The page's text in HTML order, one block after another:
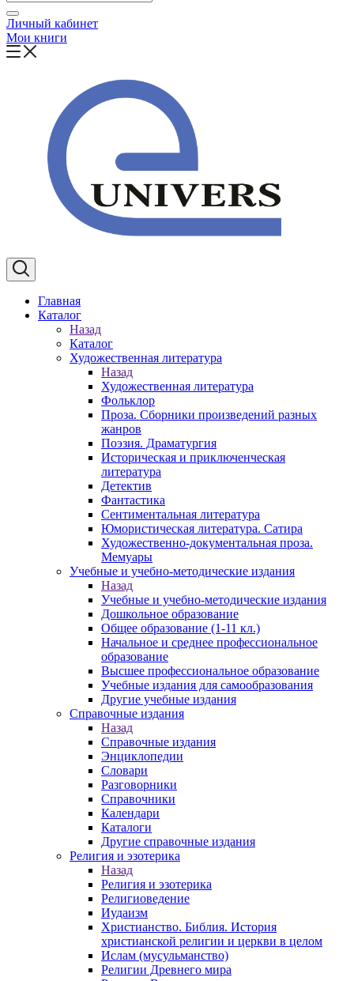
Личный кабинет
Мои книги
Главная
Каталог
Назад
Каталог
Художественная литература
Назад
Художественная литература
Фольклор
Проза. Сборники произведений разных
жанров
Поэзия. Драматургия
Историческая и приключенческая
литература
Детектив
Фантастика
Сентиментальная литература
Юмористическая литература. Сатира
Художественно-документальная проза.
Мемуары
Учебные и учебно-методические издания
Назад
Учебные и учебно-методические издания
Дошкольное образование
Общее образование (1-11 кл.)
Начальное и среднее профессиональное
образование
Высшее профессиональное образование
Учебные издания для самообразования
Другие учебные издания
Справочные издания
Назад
Справочные издания
Энциклопедии
Словари
Разговорники
Справочники
Календари
Каталоги
Другие справочные издания
Религия и эзотерика
Назад
Религия и эзотерика
Религиоведение
Иудаизм
Христианство. Библия. История
христианской религии и церкви в целом
Ислам (мусульманство)
Религии Древнего мира